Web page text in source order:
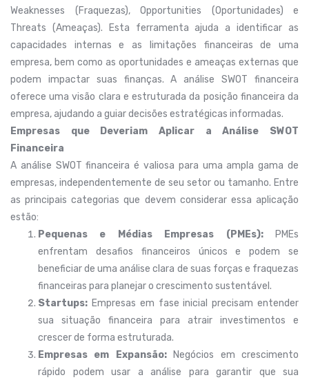
Weaknesses (Fraquezas), Opportunities (Oportunidades) e
Threats (Ameaças). Esta ferramenta ajuda a identificar as
capacidades internas e as limitações financeiras de uma
empresa, bem como as oportunidades e ameaças externas que
podem impactar suas finanças. A análise SWOT financeira
oferece uma visão clara e estruturada da posição financeira da
empresa, ajudando a guiar decisões estratégicas informadas.
Empresas que Deveriam Aplicar a Análise SWOT
Financeira
A análise SWOT financeira é valiosa para uma ampla gama de
empresas, independentemente de seu setor ou tamanho. Entre
as principais categorias que devem considerar essa aplicação
estão:
Pequenas e Médias Empresas (PMEs):PMEs
enfrentam desafios financeiros únicos e podem se
beneficiar de uma análise clara de suas forças e fraquezas
financeiras para planejar o crescimento sustentável.
Startups: Empresas em fase inicial precisam entender
sua situação financeira para atrair investimentos e
crescer de forma estruturada.
Empresas em Expansão:Negócios em crescimento
rápido podem usar a análise para garantir que sua